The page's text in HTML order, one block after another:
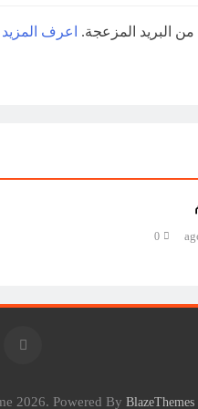
البريد المزعجة.
اعرف
0
2026. Powered By BlazeThemes